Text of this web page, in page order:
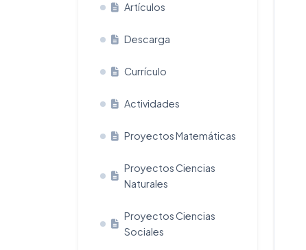
Artículos
Descarga
Currículo
Actividades
Proyectos Matemáticas
Proyectos Ciencias
Naturales
Proyectos Ciencias
Sociales